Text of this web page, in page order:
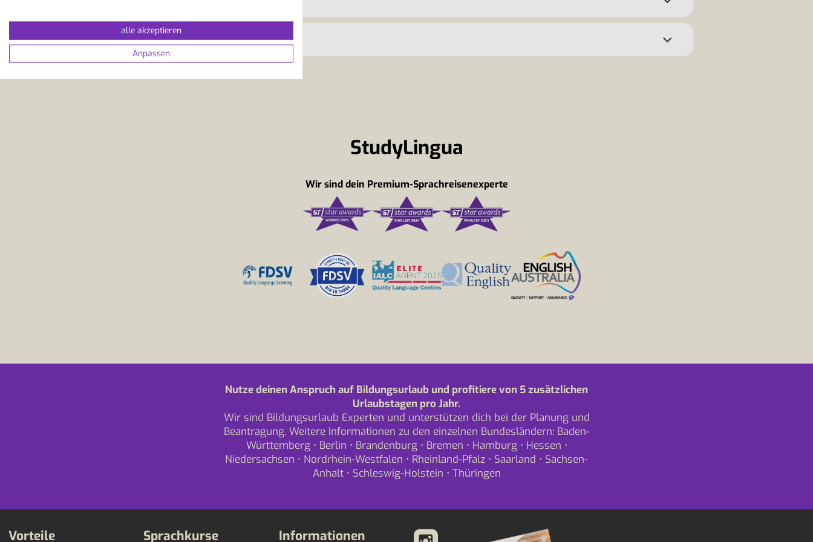
Extra-Tipp
StudyLingua
Wir sind dein Premium-Sprachreisenexperte
Nutze deinen Anspruch auf Bildungsurlaub und profitiere von 5 zusätzlichen
Urlaubstagen pro Jahr.
Wir sind Bildungsurlaub Experten und unterstützen dich bei der Planung und
Beantragung. Weitere Informationen zu den einzelnen Bundesländern: Baden-
Württemberg• Berlin • Brandenburg• Bremen • Hamburg• Hessen •
Niedersachsen • Nordrhein-Westfalen • Rheinland-Pfalz • Saarland • Sachsen-
Anhalt• Schleswig-Holstein • Thüringen
Vorteile Sprachkurse Informationen
alle akzeptieren
Anpassen